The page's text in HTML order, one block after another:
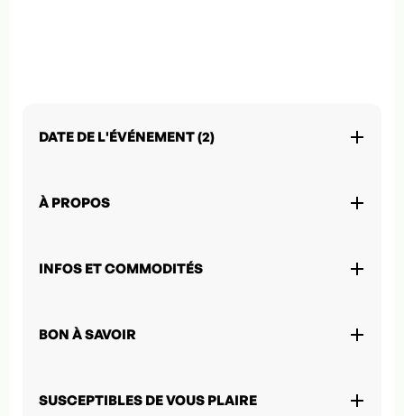
DATE DE L'ÉVÉNEMENT (2)
À PROPOS
INFOS ET COMMODITÉS
BON À SAVOIR
SUSCEPTIBLES DE VOUS PLAIRE